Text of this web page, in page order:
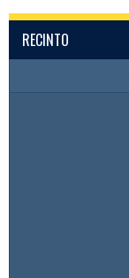
RECINTO